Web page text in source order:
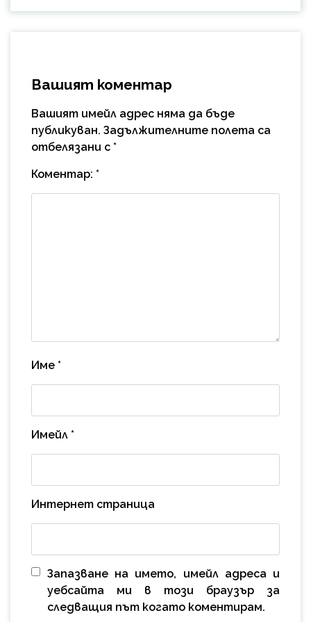
Вашият коментар
Вашият имейл адрес няма да бъде
публикуван. Задължителните полета са
отбелязани с *
Коментар: *
Име *
Имейл *
Интернет страница
Запазване на името, имейл адреса и
уебсайта ми в този браузър за
следващия път когато коментирам.